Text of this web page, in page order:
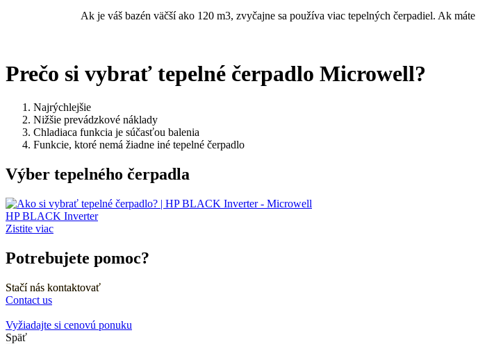
Ak je váš bazén väčší ako 120 m3, zvyčajne sa používa viac tepelných čerpadiel. Ak
Prečo si vybrať tepelné čerpadlo Microwell?
Najrýchlejšie
Nižšie prevádzkové náklady
Chladiaca funkcia je súčasťou balenia
Funkcie, ktoré nemá žiadne iné tepelné čerpadlo
Výber tepelného čerpadla
HP BLACK Inverter
Zistite viac
Potrebujete pomoc?
Stačí nás kontaktovať
Contact us
Vyžiadajte si cenovú ponuku
Späť